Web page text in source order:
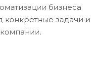
бизнеса
задачи и